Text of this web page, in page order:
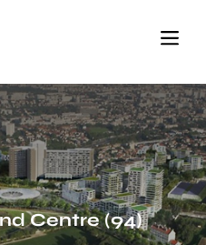
Centre (94)